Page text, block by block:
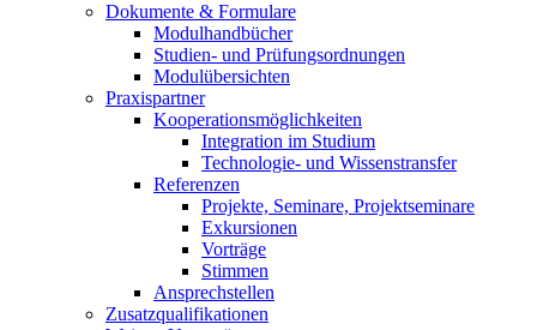
Dokumente & Formulare
Modulhandbücher
Studien- und Prüfungsordnungen
Modulübersichten
Praxispartner
Kooperationsmöglichkeiten
Integration im Studium
Technologie- und Wissenstransfer
Referenzen
Projekte, Seminare, Projektseminare
Exkursionen
Vorträge
Stimmen
Ansprechstellen
Zusatzqualifikationen